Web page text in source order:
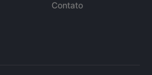
Contato